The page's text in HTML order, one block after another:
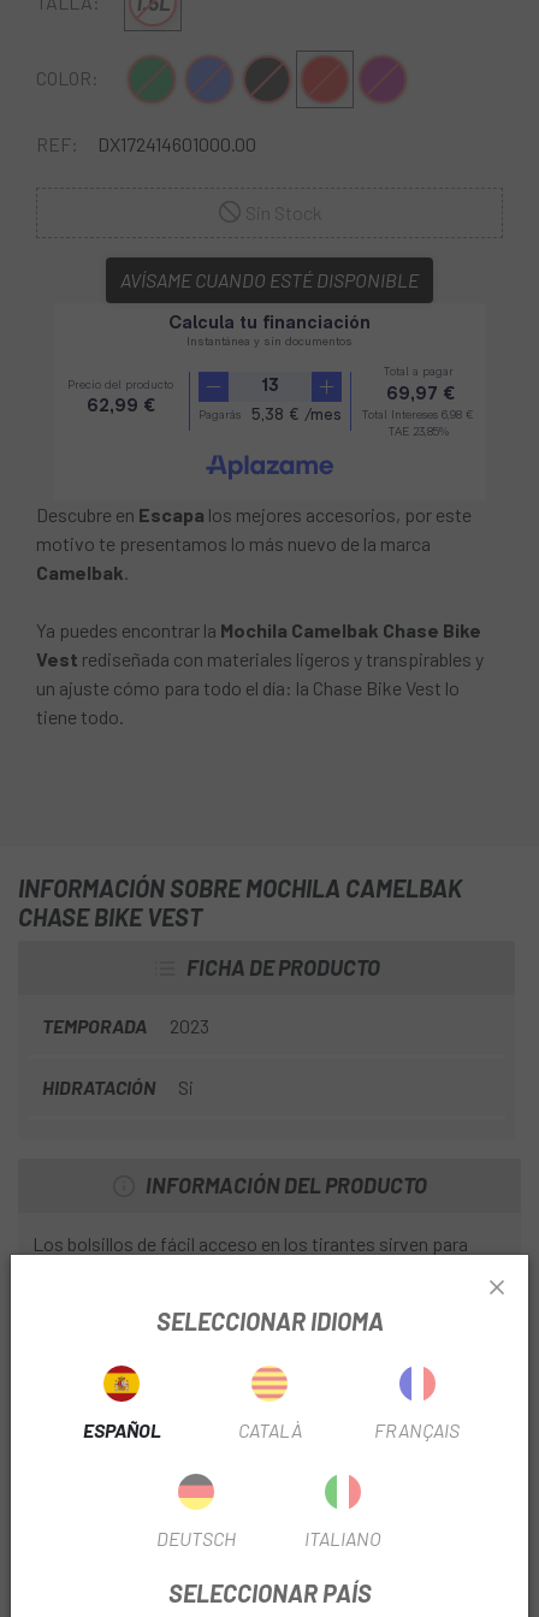
COLOR: Verde Oliva
Azul-NaranjaNegroRojo-Blanco
REF: DX172414601000.00
AVÍSAME CUANDO ESTÉ DISPONIBLE
Descubre en Escapa los mejores accesorios, por este
motivo te presentamos lo más nuevo de la marca
Camelbak.
Ya puedes encontrar la Mochila Camelbak Chase Bike
Vest rediseñada con materiales ligeros y transpirables y
un ajuste cómo para todo el día: la Chase Bike Vest lo
tiene todo.
INFORMACIÓN SOBRE MOCHILA CAMELBAK
CHASE BIKE VEST
FICHA DE PRODUCTO
TEMPORADA 2023
HIDRATACIÓN Si
INFORMACIÓN DEL PRODUCTO
Los bolsillos de fácil acceso en los tirantes sirven para
1. Malla de ventilación 3D
2. Organizador de herramientas incluido
4. Deja libre acceso a los bolsillos del jersey
5. Doble ajuste de correas en la parte del esternón
SELECCIONAR IDIOMA
ESPAÑOL CATALÀ FRANÇAIS
DEUTSCH ITALIANO
SELECCIONAR PAÍS